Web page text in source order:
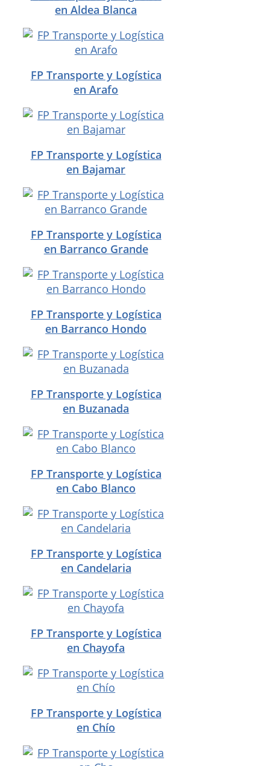
en Aldea Blanca
FP Transporte y Logística
en Arafo
FP Transporte y Logística
en Bajamar
FP Transporte y Logística
en Barranco Grande
FP Transporte y Logística
en Barranco Hondo
FP Transporte y Logística
en Buzanada
FP Transporte y Logística
en Cabo Blanco
FP Transporte y Logística
en Candelaria
FP Transporte y Logística
en Chayofa
FP Transporte y Logística
en Chío